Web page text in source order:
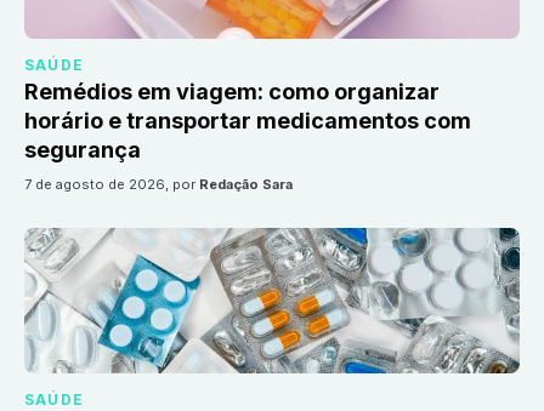
SAÚDE
Remédios em viagem: como organizar
horário e transportar medicamentos com
segurança
7 de agosto de 2026, por Redação Sara
SAÚDE